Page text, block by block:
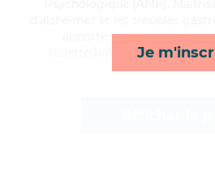
Je
apporte ses services de
toilette/habillage,